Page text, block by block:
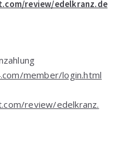
review/edelkranz.de
member/login.html
review/edelkranz.